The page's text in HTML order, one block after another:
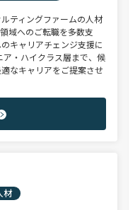
ティングファームの人材
域へのご転職を多数支
キャリアチェンジ支援に
・ハイクラス層まで、候
なキャリアをご提案させ
材